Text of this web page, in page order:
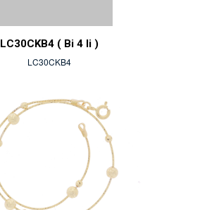
LC30CKB4 ( Bi 4 li )
LC30CKB4